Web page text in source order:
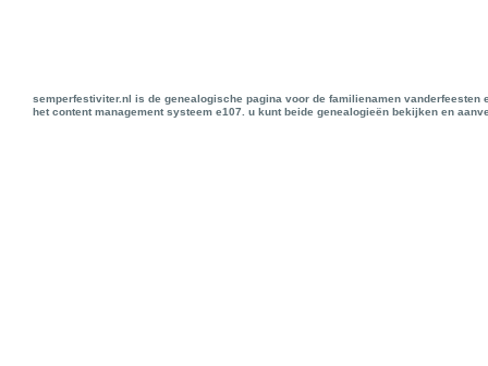
semperfestiviter.nl is de genealogische pagina voor de familienamen
het content management systeem e107. u kunt beide genealogieën bekijken en